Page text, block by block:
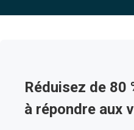
Réduisez de 80
à répondre aux